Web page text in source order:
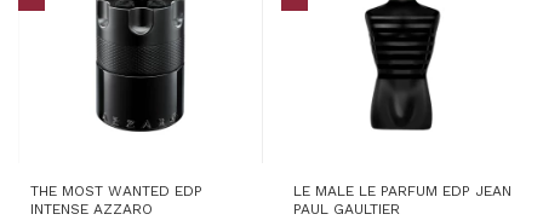
THE MOST WANTED EDP
INTENSE AZZARO
LE MALE LE PARFUM EDP JEAN
PAUL GAULTIER